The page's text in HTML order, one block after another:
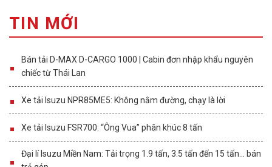
TIN MỚI
Bán tải D-MAX D-CARGO 1000 | Cabin đơn nhập khẩu nguyên
chiếc từ Thái Lan
Xe tải Isuzu NPR85ME5: Không nằm đường, chạy là lời
Xe tải Isuzu FSR700: “Ông Vua” phân khúc 8 tấn
Đại lí Isuzu Miền Nam: Tải trọng 1.9 tấn, 3.5 tấn đến 15 tấn… bán